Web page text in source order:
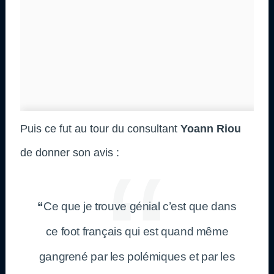
Puis ce fut au tour du consultant Yoann Riou
de donner son avis :
“Ce que je trouve génial c’est que dans
ce foot français qui est quand même
gangrené par les polémiques et par les